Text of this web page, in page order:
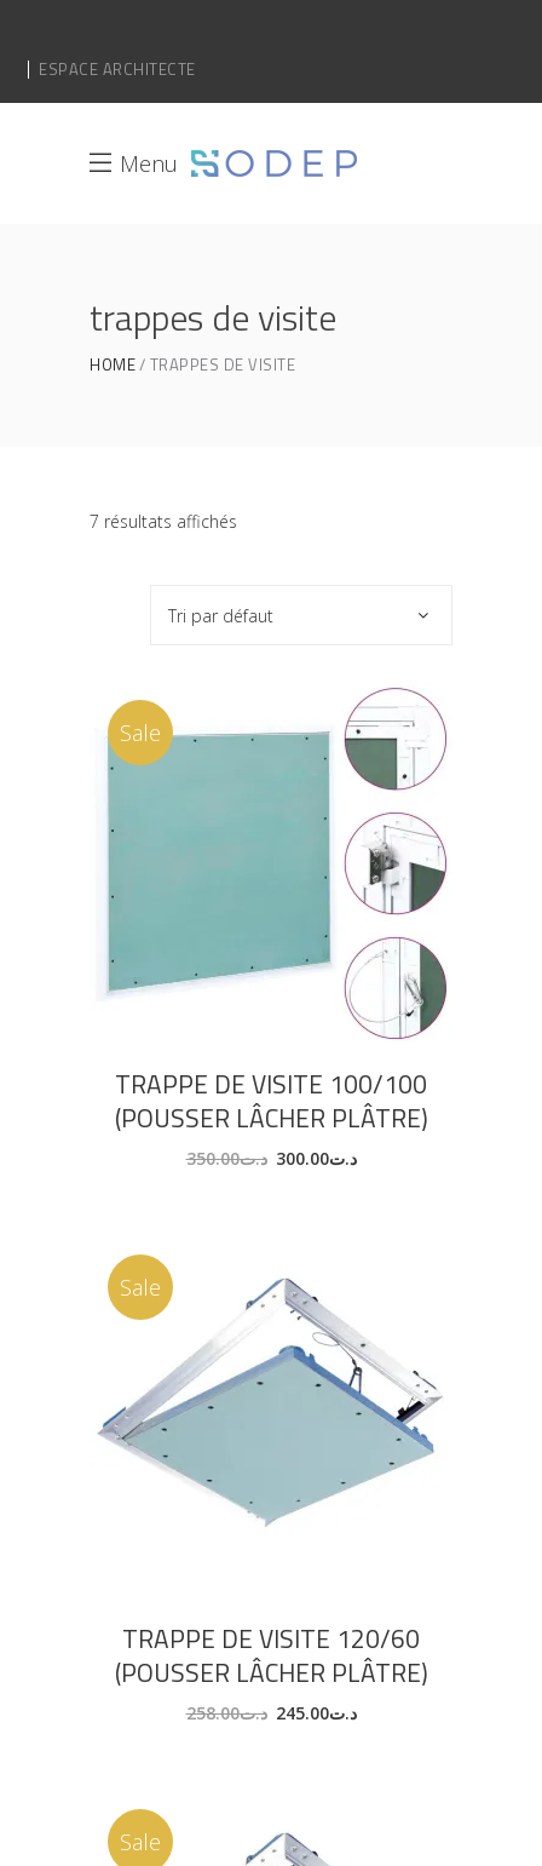
ESPACE ARCHITECTE
Menu
trappes de visite
HOME TRAPPES DE VISITE
7 résultats affichés
Tri par défaut
Sale
AJOUTER AU PANIER
TRAPPE DE VISITE 100/100
(POUSSER LÂCHER PLÂTRE)
د.ت350.00 د.ت300.00
Sale
AJOUTER AU PANIER
TRAPPE DE VISITE 120/60
(POUSSER LÂCHER PLÂTRE)
د.ت258.00 د.ت245.00
Sale